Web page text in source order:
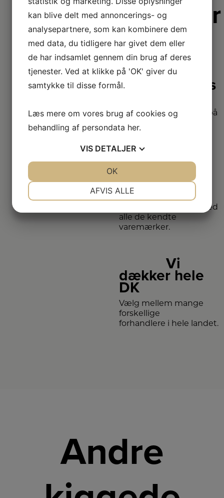
Derfor er
vi lidt
bedre
2+2 års
Vi har udvidet garanti på
udvalgte produkter
– så du er sikret i 4 år.
Stort
sortiment
Vi har et af Danmarks
største sortimenter med
alle de kendte
varemærker.
Vi
dækker hele
DK
Vælg mellem mange
forskellige
forhandlere i hele landet.
Andre
kan blive delt med annoncerings- og
analysepartnere, som kan kombinere dem
med data, du tidligere har givet dem eller
de har indsamlet gennem din brug af deres
tjenester. Ved at klikke på 'OK' giver du
samtykke til disse formål.
Læs mere om vores brug af cookies og
behandling af persondata her.
VIS DETALJER
STATISTIK
AFVIS ALLE
OK